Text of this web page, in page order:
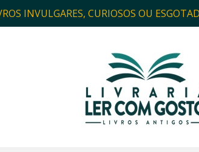
INVULGARES, CURIOSOS OU